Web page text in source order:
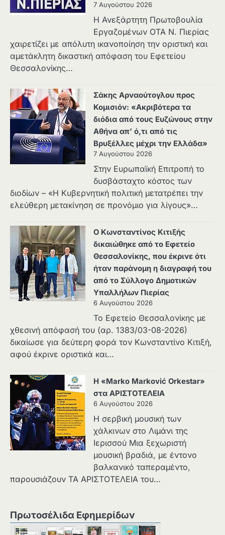
7 Αυγούστου 2026
Η Ανεξάρτητη Πρωτοβουλία
Εργαζομένων ΟΤΑ Ν. Πιερίας
χαιρετίζει με απόλυτη ικανοποίηση την οριστική και
αμετάκλητη δικαστική απόφαση του Εφετείου
Θεσσαλονίκης…
Σάκης Αρναούτογλου προς
Κομισιόν: «Ακριβότερα τα
διόδια από τους Ευζώνους στην
Αθήνα απ’ ό,τι από τις
Βρυξέλλες μέχρι την Ελλάδα»
7 Αυγούστου 2026
Στην Ευρωπαϊκή Επιτροπή το
δυσβάσταχτο κόστος των
διοδίων – «Η Κυβερνητική πολιτική μετατρέπει την
ελεύθερη μετακίνηση σε προνόμιο για λίγους»…
Ο Κωνσταντίνος Κιτιξής
δικαιώθηκε από το Εφετείο
Θεσσαλονίκης, που έκρινε ότι
ήταν παράνομη η διαγραφή του
από το Σύλλογο Δημοτικών
Υπαλλήλων Πιερίας
6 Αυγούστου 2026
Το Εφετείο Θεσσαλονίκης με
χθεσινή απόφασή του (αρ. 1383/03-08-2026)
δικαίωσε για δεύτερη φορά τον Κωνσταντίνο Κιτιξή,
αφού έκρινε οριστικά και…
Η «Marko Marković Orkestar»
στα ΑΡΙΣΤΟΤΕΛΕΙΑ
6 Αυγούστου 2026
Η σερβική μουσική των
χάλκινων στο Λιμάνι της
Ιερισσού Μια ξεχωριστή
μουσική βραδιά, με έντονο
βαλκανικό ταπεραμέντο,
παρουσιάζουν ΤΑ ΑΡΙΣΤΟΤΕΛΕΙΑ του…
Πρωτοσέλιδα Εφημερίδων